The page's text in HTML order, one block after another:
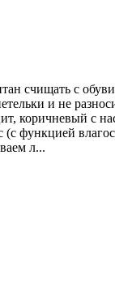
с обуви
и не
коричневый с
л...